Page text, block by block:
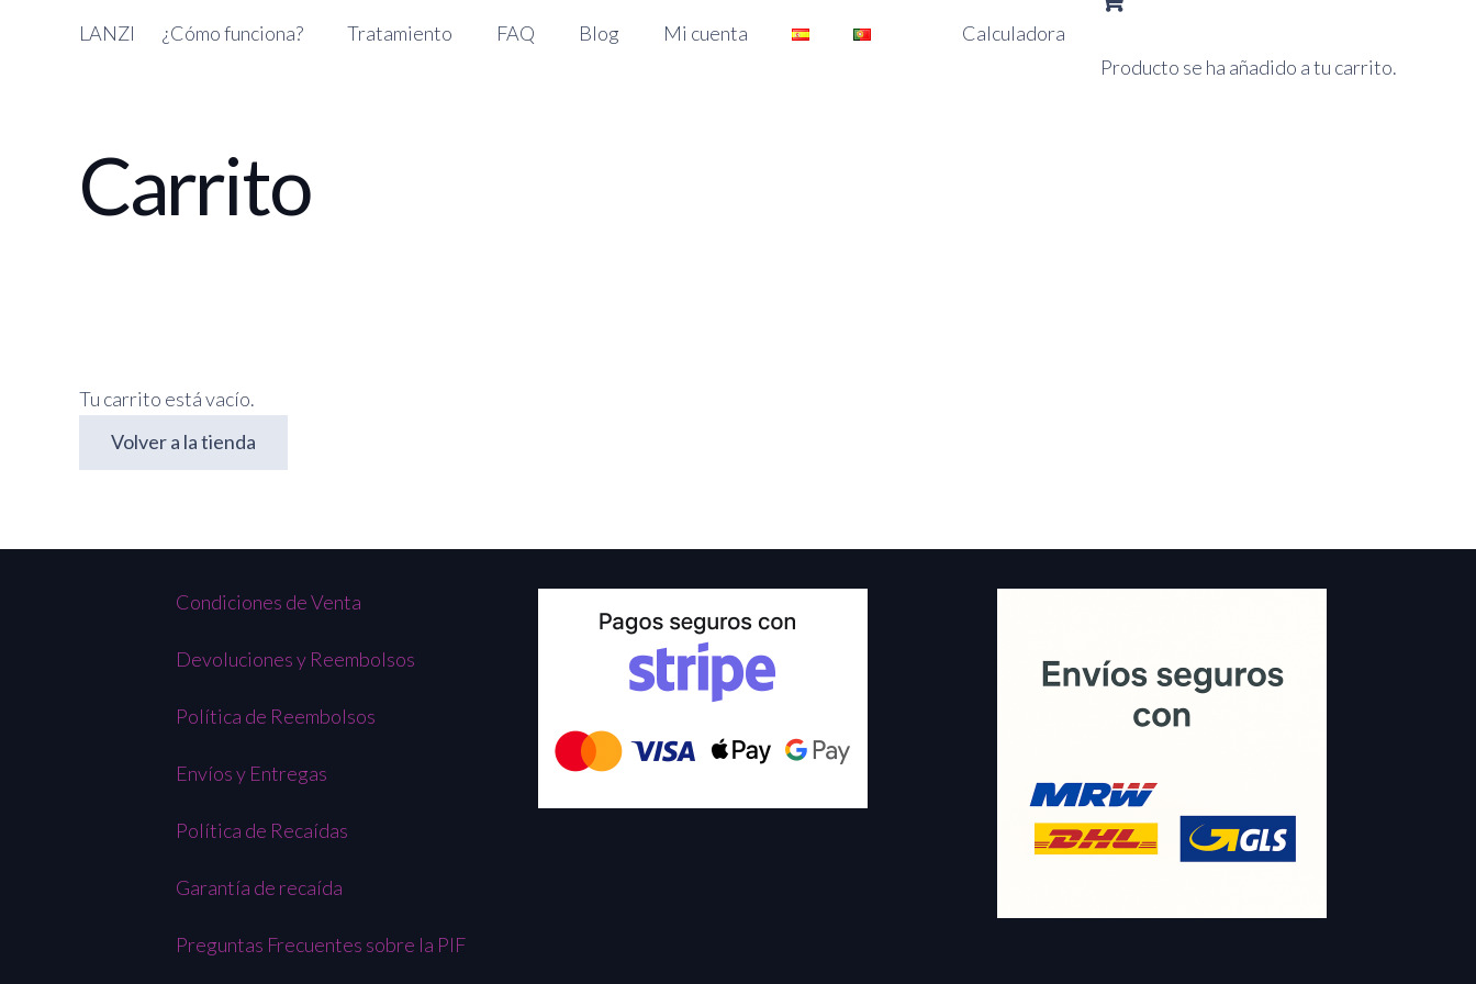
LANZI ¿Cómo funciona? Tratamiento FAQ Blog Mi cuenta
Calculadora
Producto se ha añadido a tu carrito.
Carrito
Tu carrito está vacío.
Volver a la tienda
Condiciones de Venta
Devoluciones y Reembolsos
Política de Reembolsos
Envíos y Entregas
Política de Recaídas
Garantía de recaída
Preguntas Frecuentes sobre la PIF